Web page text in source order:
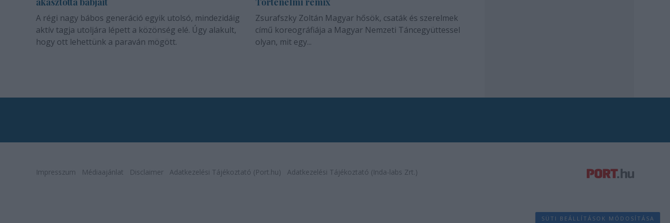
A régi nagy bábos generáció egyik utolsó, mindezidáig
aktív tagja utoljára lépett a közönség elé. Úgy alakult,
hogy ott lehettünk a paraván mögött.
Zsurafszky Zoltán Magyar hősök, csaták és szerelmek
című koreográfiája a Magyar Nemzeti Táncegyüttessel
olyan, mit egy...
Impresszum Médiaajánlat Disclaimer Adatkezelési Tájékoztató (Port.hu) Adatkezelési Tájékoztató (Inda-labs Zrt.)
SÜTI BEÁLLÍTÁSOK MÓDOSÍTÁSA